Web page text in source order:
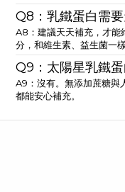
Q8：乳鐵蛋白需
A8：建議天天補充，才能
分，和維生素、益生菌一
Q9：太陽星乳鐵
A9：沒有。無添加蔗糖與
都能安心補充。